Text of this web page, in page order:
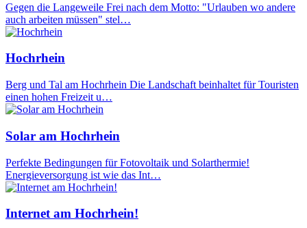
Gegen die Langeweile Frei nach dem Motto: "Urlauben wo andere
auch arbeiten müssen" stel…
Hochrhein
Berg und Tal am Hochrhein Die Landschaft beinhaltet für Touristen
einen hohen Freizeit u…
Solar am Hochrhein
Perfekte Bedingungen für Fotovoltaik und Solarthermie!
Energieversorgung ist wie das Int…
Internet am Hochrhein!